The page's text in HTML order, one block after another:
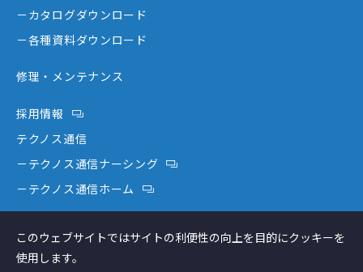
－創業者大西秀憲ヒストリー
－カタログダウンロード
－各種資料ダウンロード
修理・メンテナンス
採用情報
テクノス通信
－テクノス通信ナーシング
－テクノス通信ホーム
コラム
このウェブサイトではサイトの利便性の向上を目的にクッキーを
使用します。